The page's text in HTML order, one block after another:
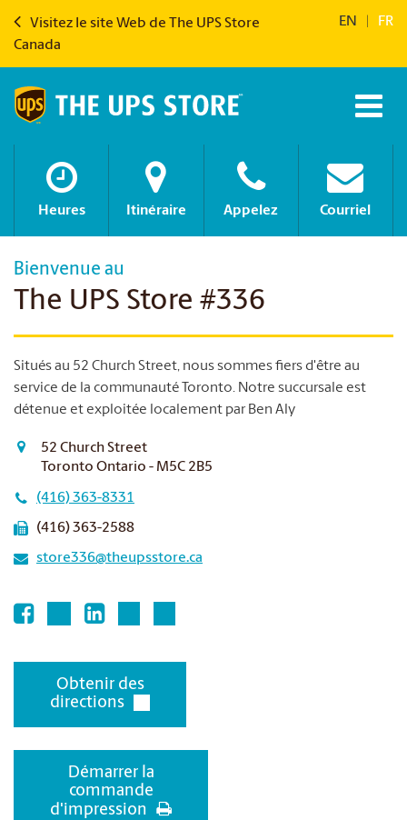
Visitez le site Web de The UPS Store
Canada
EN FR
Heures Itinéraire Appelez Courriel
Bienvenue au
The UPS Store #336
Situés au 52 Church Street, nous sommes fiers d'être au
service de la communauté Toronto. Notre succursale est
détenue et exploitée localement par Ben Aly
52 Church Street
Toronto Ontario - M5C 2B5
(416) 363-8331
(416) 363-2588
store336@theupsstore.ca
Obtenir des
directions
Démarrer la
commande
d'impression